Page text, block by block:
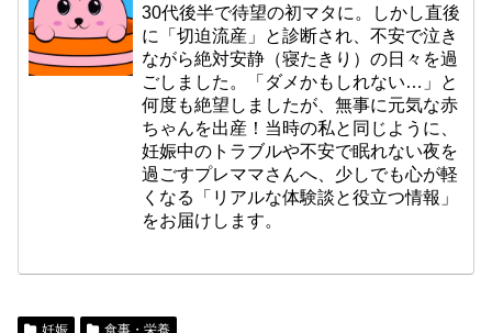
30代後半で待望の初マタに。しかし直後
に「切迫流産」と診断され、不安で泣き
ながら絶対安静（寝たきり）の日々を過
ごしました。「ダメかもしれない…」と
何度も絶望しましたが、無事に元気な赤
ちゃんを出産！当時の私と同じように、
妊娠中のトラブルや不安で眠れない夜を
過ごすプレママさんへ、少しでも心が軽
くなる「リアルな体験談と役立つ情報」
をお届けします。